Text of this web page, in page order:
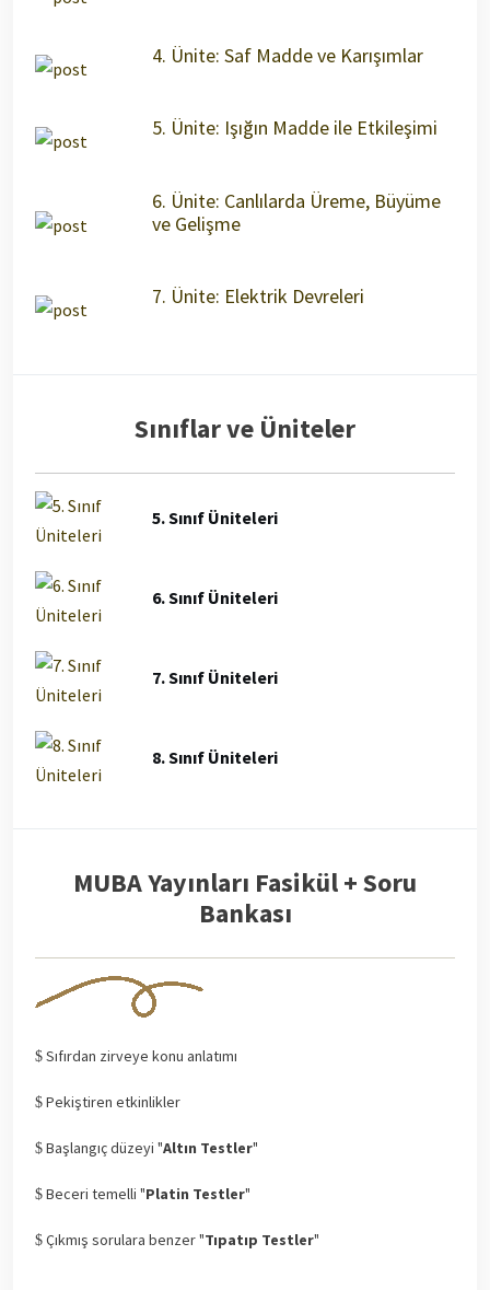
4. Ünite: Saf Madde ve Karışımlar
5. Ünite: Işığın Madde ile Etkileşimi
6. Ünite: Canlılarda Üreme, Büyüme
ve Gelişme
7. Ünite: Elektrik Devreleri
Sınıflar ve Üniteler
5. Sınıf Üniteleri
6. Sınıf Üniteleri
7. Sınıf Üniteleri
8. Sınıf Üniteleri
MUBA Yayınları Fasikül + Soru
Bankası
Sıfırdan zirveye konu anlatımı
Pekiştiren etkinlikler
Başlangıç düzeyi "Altın Testler"
Beceri temelli "Platin Testler"
Çıkmış sorulara benzer "Tıpatıp Testler"